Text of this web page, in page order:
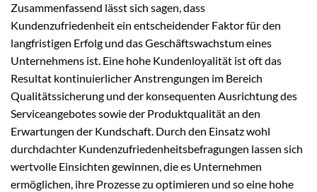
Zusammenfassend lässt sich sagen, dass
Kundenzufriedenheit ein entscheidender Faktor für den
langfristigen Erfolg und das Geschäftswachstum eines
Unternehmens ist. Eine hohe Kundenloyalität ist oft das
Resultat kontinuierlicher Anstrengungen im Bereich
Qualitätssicherung und der konsequenten Ausrichtung des
Serviceangebotes sowie der Produktqualität an den
Erwartungen der Kundschaft. Durch den Einsatz wohl
durchdachter Kundenzufriedenheitsbefragungen lassen sich
wertvolle Einsichten gewinnen, die es Unternehmen
ermöglichen, ihre Prozesse zu optimieren und so eine hohe